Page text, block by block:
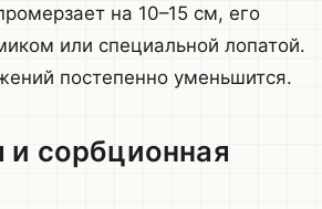
на 10–15 см, его
или специальной лопатой.
постепенно уменьшится.
сорбционная